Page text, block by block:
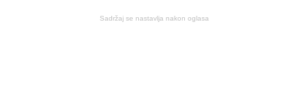
Sadržaj se nastavlja nakon oglasa